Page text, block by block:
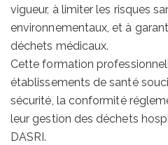
vigueur, à limiter les risques
environnementaux, et à
déchets médicaux.
Cette formation
établissements de santé
sécurité, la conformité
leur gestion des déchets
DASRI.